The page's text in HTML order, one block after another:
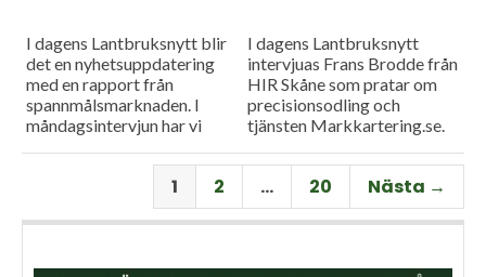
I dagens Lantbruksnytt blir
det en nyhetsuppdatering
med en rapport från
spannmålsmarknaden. I
måndagsintervjun har vi
Per Larsson som idag har
rollen som senior advisor på
I dagens Lantbruksnytt
intervjuas Frans Brodde från
HIR Skåne som pratar om
precisionsodling och
tjänsten Markkartering.se.
nyhetsuppdatering med en
rapport från
spannmålsmarknaden.
1 2 … 20 Nästa →